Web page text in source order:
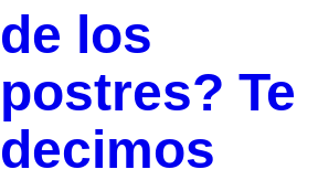
de los
postres? Te
decimos